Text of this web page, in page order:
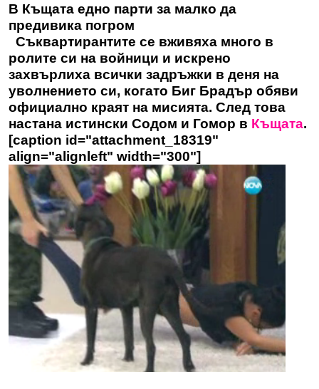
В Къщата едно парти за малко да
предивика погром
Съквартирантите се вживяха много в
ролите си на войници и искрено
захвърлиха всички задръжки в деня на
уволнението си, когато Биг Брадър обяви
официално краят на мисията. След това
настана истински Содом и Гомор в Къщата.
[caption id="attachment_18319"
align="alignleft" width="300"]